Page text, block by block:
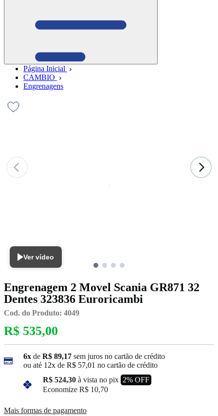
Página Inicial
CAMBIO
Engrenagens
Ver vídeo
Engrenagem 2 Movel Scania GR871 32
Dentes 323836 Euroricambi
Cod. do Produto: 4049
R$ 535,00
6x de R$ 89,17 sem juros no cartão de crédito
ou até 12x de R$ 57,01 no cartão de crédito
R$ 524,30 à vista no pix 2% OFF
Economize R$ 10,70
Mais formas de pagamento